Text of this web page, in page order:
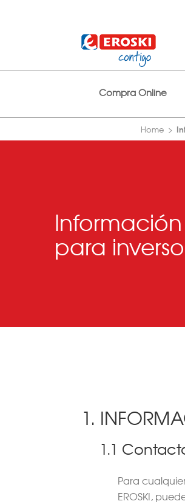
Compra Online
Home
Información
para
1.
1.1
Para
EROSKI,